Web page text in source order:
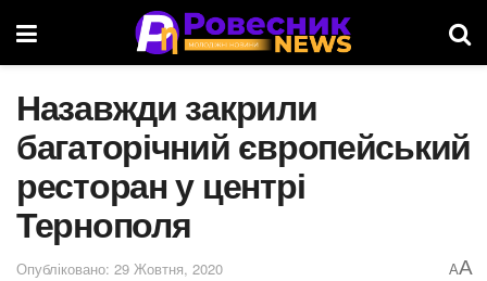
Назавжди закрили
багаторічний європейський
ресторан у центрі
Тернополя
Опубліковано: 29 Жовтня, 2020 AA